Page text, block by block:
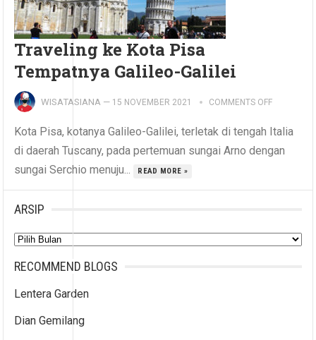
Traveling ke Kota Pisa
Tempatnya Galileo-Galilei
WISATASIANA — 15 NOVEMBER 2021 COMMENTS OFF
Kota Pisa, kotanya Galileo-Galilei, terletak di tengah Italia
di daerah Tuscany, pada pertemuan sungai Arno dengan
sungai Serchio menuju...
READ MORE »
ARSIP
Arsip
RECOMMEND BLOGS
Lentera Garden
Dian Gemilang